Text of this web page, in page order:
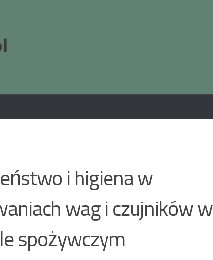
i higiena w
wag i czujników w
spożywczym